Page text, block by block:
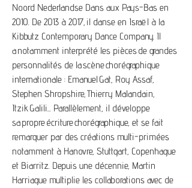
Noord Nederlandse Dans aux Pays-Bas en
2010. De 2013 à 2017, il danse en Israël à la
Kibbutz Contemporary Dance Company. Il
a notamment interprété les pièces de grandes
personnalités de la scène chorégraphique
internationale : Emanuel Gat, Roy Assaf,
Stephen Shropshire, Thierry Malandain,
Itzik Galili... Parallèlement, il développe
sa propre écriture chorégraphique, et se fait
remarquer par des créations multi-primées
notamment à Hanovre, Stuttgart, Copenhague
et Biarritz. Depuis une décennie, Martin
Harriague multiplie les collaborations avec de